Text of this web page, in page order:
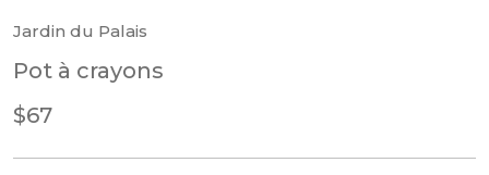
Jardin du Palais
Pot à crayons
$67